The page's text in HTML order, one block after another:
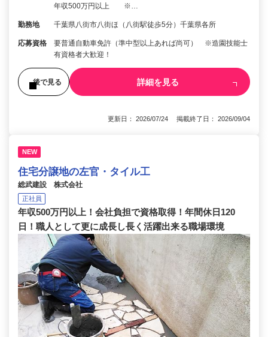
年収500万円以上 ※…
勤務地 千葉県八街市八街ほ（八街駅徒歩5分）千葉県各所
応募資格
要普通自動車免許（準中型以上あれば尚可） ※造園技能士
有資格者大歓迎！
後で見る 詳細を見る
更新日： 2026/07/24 掲載終了日： 2026/09/04
NEW
住宅分譲地の左官・タイル工
総武建設 株式会社
正社員
年収500万円以上！会社負担で資格取得！年間休日120
日！職人として更に成長し長く活躍出来る職場環境